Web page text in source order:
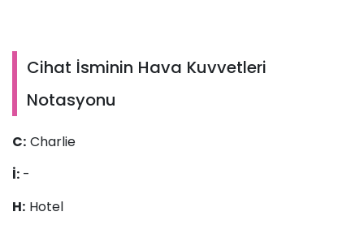
Cihat İsminin Hava Kuvvetleri
Notasyonu
C: Charlie
İ: -
H: Hotel